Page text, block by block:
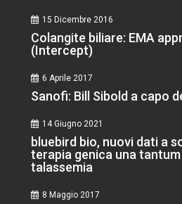
15 Dicembre 2016
Colangite biliare: EMA
(Intercept)
6 Aprile 2017
Sanofi: Bill Sibold a capo
14 Giugno 2021
bluebird bio, nuovi dati a
terapia genica una
talassemia
8 Maggio 2017